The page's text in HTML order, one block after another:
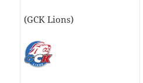
(GCK Lions)